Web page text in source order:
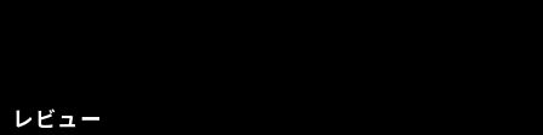
レビュー